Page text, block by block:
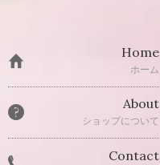
Home
ホーム
About
ショップについて
Contact